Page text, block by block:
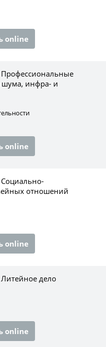
online
Профессиональные
шума, инфра- и
online
Социально-
отношений
online
дело
online